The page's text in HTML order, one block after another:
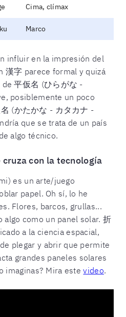
Cima, clímax
Marco
influir en la impresión del
漢字 parece formal y quizá
平仮名 (ひらがな -
posiblemente un poco
(かたかな - カタカナ -
que se trata de un país
algo técnico.
con la tecnología
es un arte/juego
papel. Oh sí, lo he
Flores, barcos, grullas...
algo como un panel solar. 折
a la ciencia espacial,
plegar y abrir que permite
grandes paneles solares
imaginas? Mira estevideo.